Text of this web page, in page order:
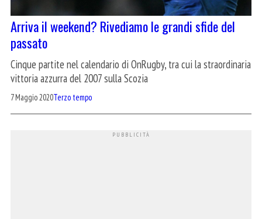
Arriva il weekend? Rivediamo le grandi sfide del
passato
Cinque partite nel calendario di OnRugby, tra cui la straordinaria
vittoria azzurra del 2007 sulla Scozia
7 Maggio 2020Terzo tempo